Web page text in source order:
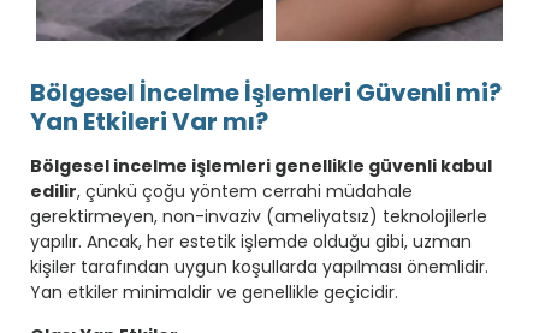
Bölgesel İncelme İşlemleri Güvenli mi?
Yan Etkileri Var mı?
Bölgesel incelme işlemleri genellikle güvenli kabul
edilir, çünkü çoğu yöntem cerrahi müdahale
gerektirmeyen, non-invaziv (ameliyatsız) teknolojilerle
yapılır. Ancak, her estetik işlemde olduğu gibi, uzman
kişiler tarafından uygun koşullarda yapılması önemlidir.
Yan etkiler minimaldir ve genellikle geçicidir.